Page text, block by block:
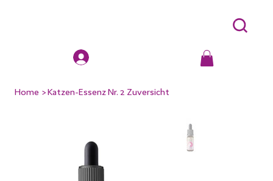
Home >Katzen-Essenz Nr. 2 Zuversicht